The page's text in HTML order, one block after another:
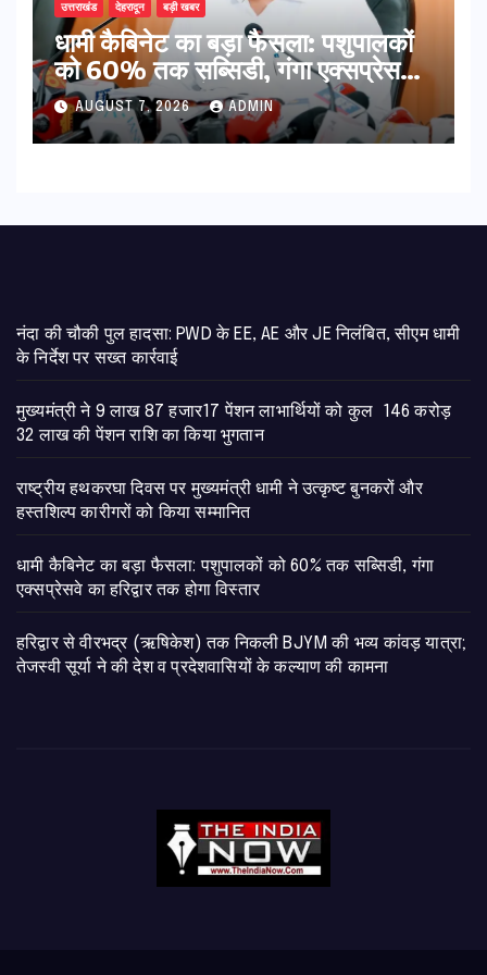
उत्तराखंड देहरादून बड़ी खबर
​धामी कैबिनेट का बड़ा फैसला: पशुपालकों
को 60% तक सब्सिडी, गंगा एक्सप्रेसवे
का हरिद्वार तक होगा विस्तार
AUGUST 7, 2026 ADMIN
नंदा की चौकी पुल हादसा: PWD के EE, AE और JE निलंबित, सीएम धामी
के निर्देश पर सख्त कार्रवाई
मुख्यमंत्री ने 9 लाख 87 हजार17 पेंशन लाभार्थियों को कुल 146 करोड़
32 लाख की पेंशन राशि का किया भुगतान
राष्ट्रीय हथकरघा दिवस पर मुख्यमंत्री धामी ने उत्कृष्ट बुनकरों और
हस्तशिल्प कारीगरों को किया सम्मानित
​धामी कैबिनेट का बड़ा फैसला: पशुपालकों को 60% तक सब्सिडी, गंगा
एक्सप्रेसवे का हरिद्वार तक होगा विस्तार
​हरिद्वार से वीरभद्र (ऋषिकेश) तक निकली BJYM की भव्य कांवड़ यात्रा;
तेजस्वी सूर्या ने की देश व प्रदेशवासियों के कल्याण की कामना